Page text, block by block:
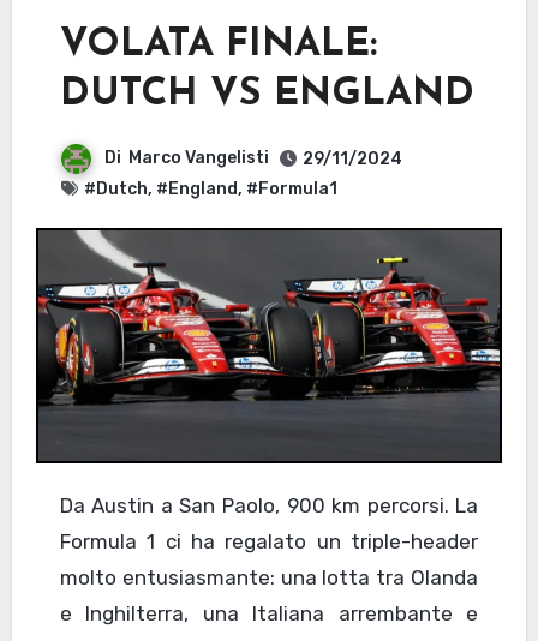
VOLATA FINALE:
DUTCH VS ENGLAND
Di Marco Vangelisti
29/11/2024
#Dutch, #England, #Formula1
Da Austin a San Paolo, 900 km percorsi. La
Formula 1 ci ha regalato un triple-header
molto entusiasmante: una lotta tra Olanda
e Inghilterra, una Italiana arrembante e